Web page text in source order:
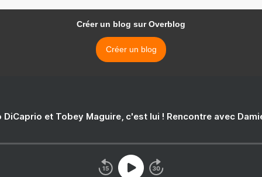
Créer un blog sur Overblog
Créer un blog
DiCaprio et Tobey Maguire, c'est lui ! Rencontre avec